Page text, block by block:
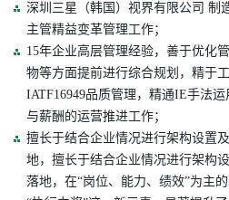
深圳三星（韩国）视界有限公司 制
主管精益变革管理工作；
15年企业高层管理经验，善于优化
物等方面提前进行综合规划，精于
IATF16949品质管理，精通IE手法
与薪酬的运营推进工作；
擅长于结合企业情况进行架构设置
地，擅长于结合企业情况进行架构
落地，在“岗位、能力、绩效”为主